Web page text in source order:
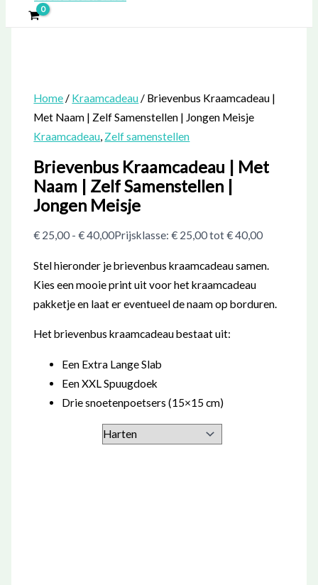
Home/ Kraamcadeau/ Brievenbus Kraamcadeau |
Met Naam | Zelf Samenstellen | Jongen Meisje
Kraamcadeau, Zelf samenstellen
Brievenbus Kraamcadeau | Met
Naam | Zelf Samenstellen |
Jongen Meisje
€ 25,00 - €40,00Prijsklasse: € 25,00 tot € 40,00
Stel hieronder je brievenbus kraamcadeau samen.
Kies een mooie print uit voor het kraamcadeau
pakketje en laat er eventueel de naam op borduren.
Het brievenbus kraamcadeau bestaat uit:
Een Extra Lange Slab
Een XXL Spuugdoek
Drie snoetenpoetsers (15×15 cm)